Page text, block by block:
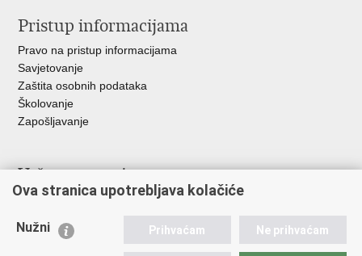
Pristup informacijama
Pravo na pristup informacijama
Savjetovanje
Zaštita osobnih podataka
Školovanje
Zapošljavanje
Važne poveznice
Ministarstvo unutarnjih poslova
Udruge
Ova stranica upotrebljava kolačiće
Nužni Prihvaćam Ne prihvaćam